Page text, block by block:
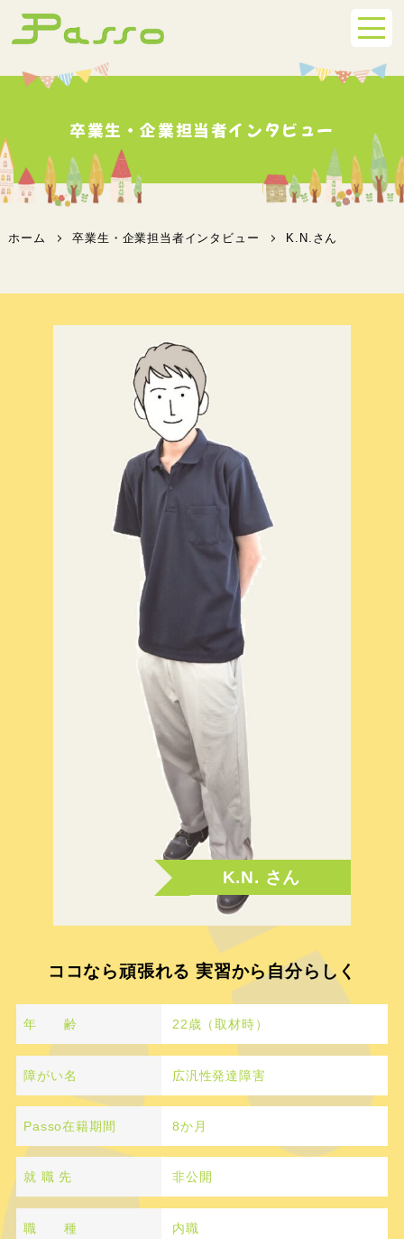
卒業生・企業担当者インタビュー
ホーム 卒業生・企業担当者インタビュー K.N.さん
ココなら頑張れる 実習から自分らしく
年 齢 22歳（取材時）
障がい名 広汎性発達障害
Passo在籍期間 8か月
就 職 先 非公開
職 種 内職
K.N. さん